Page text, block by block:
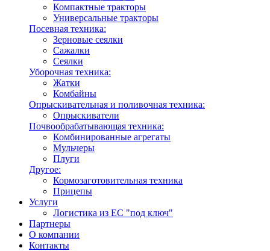
Компактные тракторы
Универсальные тракторы
Посевная техника:
Зерновые сеялки
Сажалки
Сеялки
Уборочная техника:
Жатки
Комбайны
Опрыскивательная и поливочная техника:
Опрыскиватели
Почвообрабатывающая техника:
Комбинированные агрегаты
Мульчеры
Плуги
Другое:
Кормозаготовительная техника
Прицепы
Услуги
Логистика из ЕС "под ключ"
Партнеры
О компании
Контакты